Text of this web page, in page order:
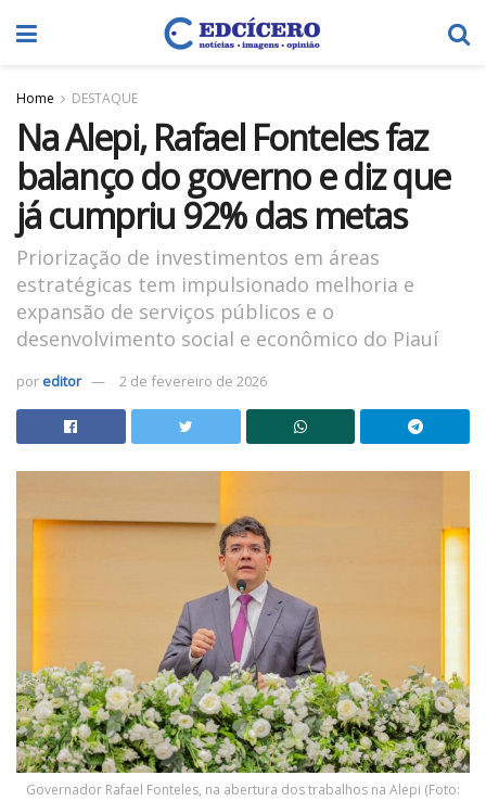
Home DESTAQUE
Na Alepi, Rafael Fonteles faz
balanço do governo e diz que
já cumpriu 92% das metas
Priorização de investimentos em áreas
estratégicas tem impulsionado melhoria e
expansão de serviços públicos e o
desenvolvimento social e econômico do Piauí
por editor 2 de fevereiro de 2026
Governador Rafael Fonteles, na abertura dos trabalhos na Alepi (Foto: